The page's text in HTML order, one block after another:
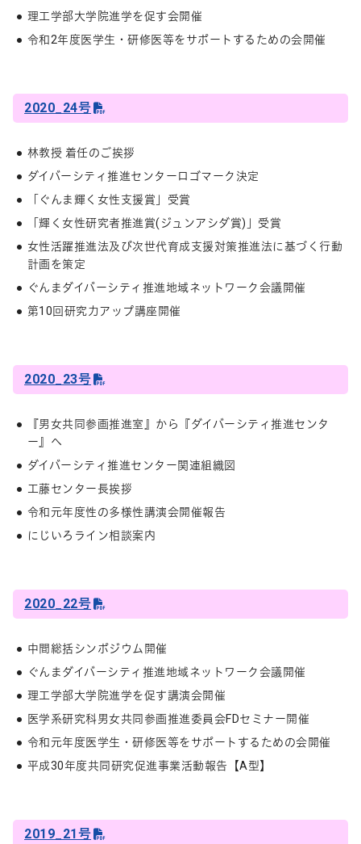
理工学部大学院進学を促す会開催
令和2年度医学生・研修医等をサポートするための会開催
2020_24号
林教授 着任のご挨拶
ダイバーシティ推進センターロゴマーク決定
「ぐんま輝く女性支援賞」受賞
「輝く女性研究者推進賞(ジュンアシダ賞)」受賞
女性活躍推進法及び次世代育成支援対策推進法に基づく行動
計画を策定
ぐんまダイバーシティ推進地域ネットワーク会議開催
第10回研究力アップ講座開催
2020_23号
『男女共同参画推進室』から『ダイバーシティ推進センタ
ー』へ
ダイバーシティ推進センター関連組織図
工藤センター長挨拶
令和元年度性の多様性講演会開催報告
にじいろライン相談案内
2020_22号
中間総括シンポジウム開催
ぐんまダイバーシティ推進地域ネットワーク会議開催
理工学部大学院進学を促す講演会開催
医学系研究科男女共同参画推進委員会FDセミナー開催
令和元年度医学生・研修医等をサポートするための会開催
平成30年度共同研究促進事業活動報告【A型】
2019_21号